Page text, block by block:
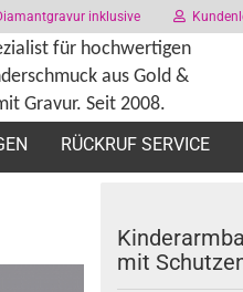
inklusive
für hochwertigen
aus Gold &
Gravur. Seit 2008.
RÜCKRUF SERVICE
mit